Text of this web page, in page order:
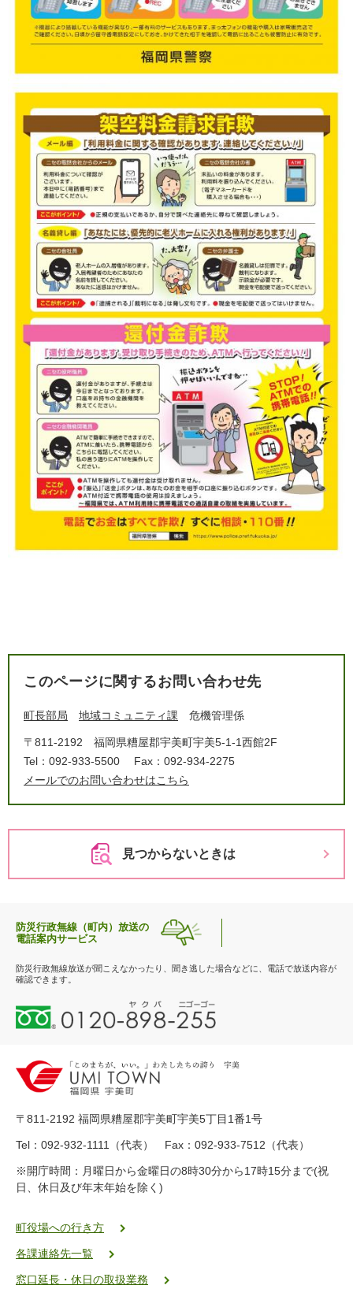
このページに関するお問い合わせ先
町長部局 地域コミュニティ課 危機管理係
〒811-2192
福岡県糟屋郡宇美町宇美5-1-1西館2F
Tel：092-933-5500
Fax：092-934-2275
メールでのお問い合わせはこちら
見つからないときは
防災行政無線（町内）放送の
電話案内サービス
防災行政無線放送が聞こえなかったり、聞き逃した場合などに、電話で放送内容が
確認できます。
0
1
-
8
-
5
5
ク
二
ゴ
〒811-2192 福岡県糟屋郡宇美町宇美5丁目1番1号
Tel：092-932-1111（代表） Fax：092-933-7512（代表）
※開庁時間：月曜日から金曜日の8時30分から17時15分まで(祝
日、休日及び年末年始を除く)
町役場への行き方
各課連絡先一覧
窓口延長・休日の取扱業務